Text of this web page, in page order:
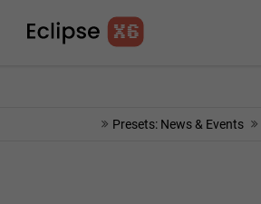
info@yourmail.com
Presets: News & Events